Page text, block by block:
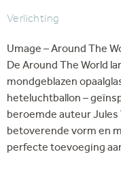
Verlichting
Umage – Around The
De Around The World
mondgeblazen
heteluchtballon –
beroemde auteur Jules
betoverende vorm en
perfecte toevoeging